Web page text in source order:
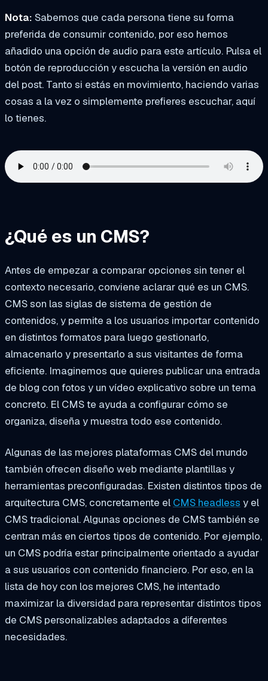
Nota: Sabemos que cada persona tiene su forma
preferida de consumir contenido, por eso hemos
añadido una opción de audio para este artículo. Pulsa el
botón de reproducción y escucha la versión en audio
del post. Tanto si estás en movimiento, haciendo varias
cosas a la vez o simplemente prefieres escuchar, aquí
lo tienes.
¿Qué es un CMS?
Antes de empezar a comparar opciones sin tener el
contexto necesario, conviene aclarar qué es un CMS.
CMS son las siglas de sistema de gestión de
contenidos, y permite a los usuarios importar contenido
en distintos formatos para luego gestionarlo,
almacenarlo y presentarlo a sus visitantes de forma
eficiente. Imaginemos que quieres publicar una entrada
de blog con fotos y un vídeo explicativo sobre un tema
concreto. El CMS te ayuda a configurar cómo se
organiza, diseña y muestra todo ese contenido.
Algunas de las mejores plataformas CMS del mundo
también ofrecen diseño web mediante plantillas y
herramientas preconfiguradas. Existen distintos tipos de
arquitectura CMS, concretamente el CMS headless y el
CMS tradicional. Algunas opciones de CMS también se
centran más en ciertos tipos de contenido. Por ejemplo,
un CMS podría estar principalmente orientado a ayudar
a sus usuarios con contenido financiero. Por eso, en la
lista de hoy con los mejores CMS, he intentado
maximizar la diversidad para representar distintos tipos
de CMS personalizables adaptados a diferentes
necesidades.